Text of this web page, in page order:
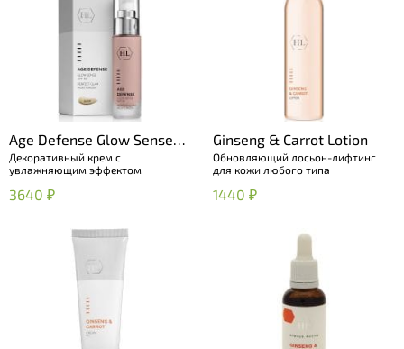
Age Defense Glow Sense
SPF 15
Декоративный крем с
увлажняющим эффектом
3640 ₽
Ginseng & Carrot Lotion
Обновляющий лосьон-лифтинг
для кожи любого типа
1440 ₽